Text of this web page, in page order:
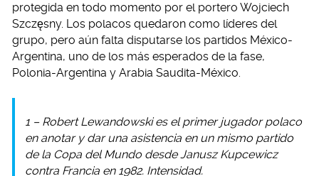
protegida en todo momento por el portero Wojciech
Szczęsny. Los polacos quedaron como líderes del
grupo, pero aún falta disputarse los partidos México-
Argentina, uno de los más esperados de la fase,
Polonia-Argentina y Arabia Saudita-México.
1 – Robert Lewandowski es el primer jugador polaco
en anotar y dar una asistencia en un mismo partido
de la Copa del Mundo desde Janusz Kupcewicz
contra Francia en 1982. Intensidad.